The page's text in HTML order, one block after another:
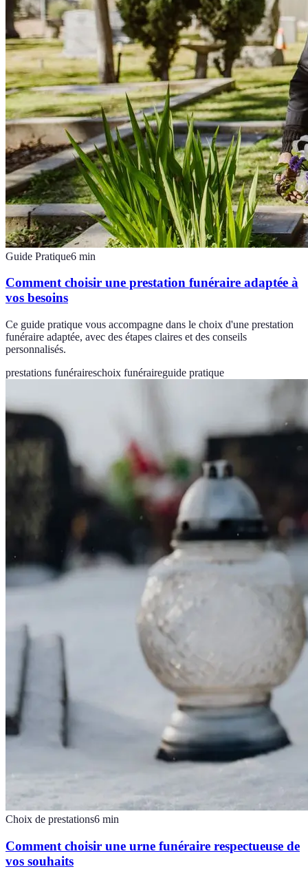
Guide Pratique6 min
Comment choisir une prestation funéraire adaptée à
vos besoins
Ce guide pratique vous accompagne dans le choix d'une prestation
funéraire adaptée, avec des étapes claires et des conseils
personnalisés.
prestations funéraireschoix funéraireguide pratique
Choix de prestations6 min
Comment choisir une urne funéraire respectueuse de
vos souhaits